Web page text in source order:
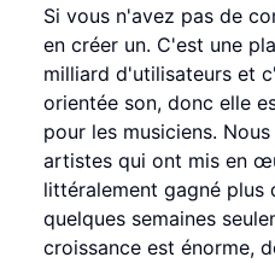
Si vous n'avez pas de
en créer un. C'est une
milliard d'utilisateurs et
orientée son, donc elle
pour les musiciens.
artistes qui ont mis en
littéralement gagné plus
quelques semaines
croissance est énorme,